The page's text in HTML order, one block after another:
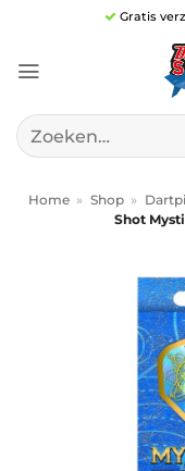
inhoud
Gratis
Zoeken
naar:
Home » Shop »
Shot